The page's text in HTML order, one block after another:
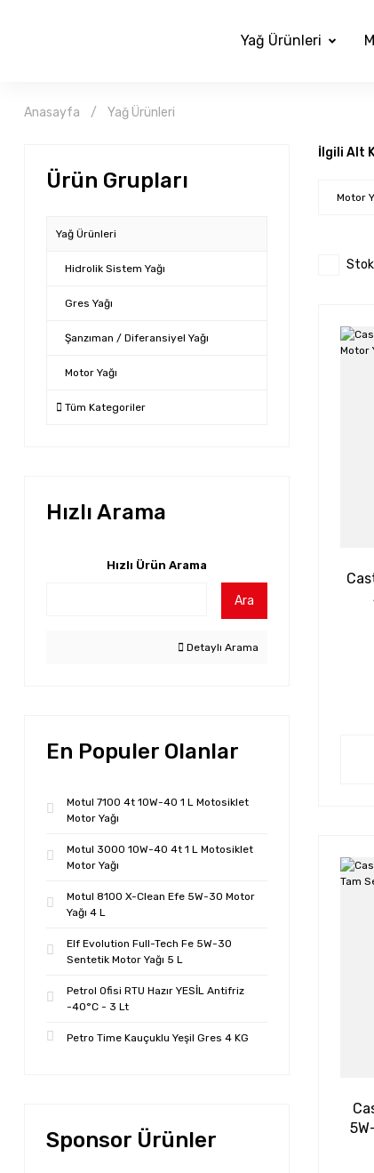
Yağ Ürünleri
Anasayfa Yağ Ürünleri
Ürün Grupları
Yağ Ürünleri
Hidrolik Sistem Yağı
Gres Yağı
Şanzıman / Diferansiyel Yağı
Motor Yağı
Tüm Kategoriler
Hızlı Arama
Hızlı Ürün Arama
Ara
Detaylı Arama
En Populer Olanlar
Motul 7100 4t 10W-40 1 L Motosiklet
Motor Yağı
Motul 3000 10W-40 4t 1 L Motosiklet
Motor Yağı
Motul 8100 X-Clean Efe 5W-30 Motor
Yağı 4 L
Elf Evolution Full-Tech Fe 5W-30
Sentetik Motor Yağı 5 L
Petrol Ofisi RTU Hazır YESİL Antifriz
-40°C - 3 Lt
Petro Time Kauçuklu Yeşil Gres 4 KG
Sponsor Ürünler
İlgili Alt
Motor